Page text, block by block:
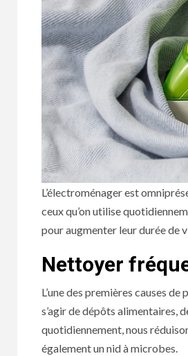
L’électroménager est
ceux qu’on utilise
pour augmenter leur durée de
Nettoyer
L’une des premières causes
s’agir de dépôts alimentaires,
quotidiennement, nous
également un nid à microbes.